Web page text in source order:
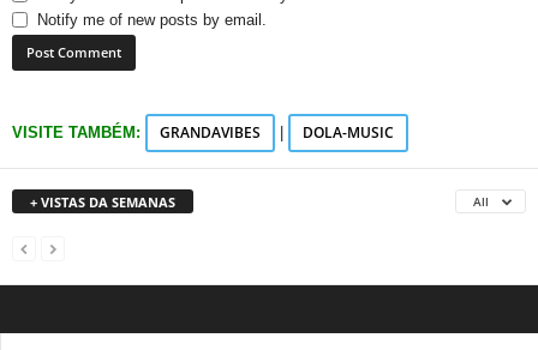
Notify me of new posts by email.
VISITE TAMBÉM: GRANDAVIBES DOLA-MUSIC
+ VISTAS DA SEMANAS All